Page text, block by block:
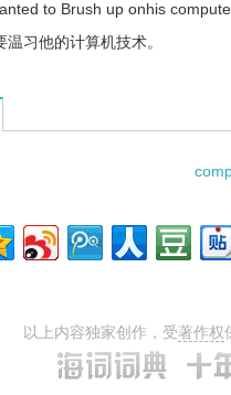
to Brush up onhis
习他的计算机技术。
的相关资料：
以上内容独家创作，受著作权